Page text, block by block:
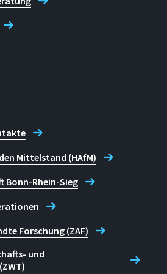
Mittelstand (HAfM)
Bonn-Rhein-Sieg
Forschung (ZAF)
und